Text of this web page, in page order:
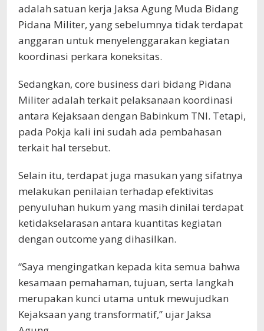
adalah satuan kerja Jaksa Agung Muda Bidang
Pidana Militer, yang sebelumnya tidak terdapat
anggaran untuk menyelenggarakan kegiatan
koordinasi perkara koneksitas.
Sedangkan, core business dari bidang Pidana
Militer adalah terkait pelaksanaan koordinasi
antara Kejaksaan dengan Babinkum TNI. Tetapi,
pada Pokja kali ini sudah ada pembahasan
terkait hal tersebut.
Selain itu, terdapat juga masukan yang sifatnya
melakukan penilaian terhadap efektivitas
penyuluhan hukum yang masih dinilai terdapat
ketidakselarasan antara kuantitas kegiatan
dengan outcome yang dihasilkan.
“Saya mengingatkan kepada kita semua bahwa
kesamaan pemahaman, tujuan, serta langkah
merupakan kunci utama untuk mewujudkan
Kejaksaan yang transformatif,” ujar Jaksa